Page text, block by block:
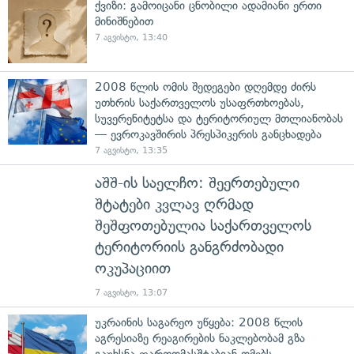
ქვიზი: გამოიცანი ცნობილი ადამიანი ერთი
მინიშნებით
7 აგვისტო, 13:40
2008 წლის ომის შედეგები დღემდე ძირს
უთხრის საქართველოს უსაფრთხოებას,
სუვერენიტეტსა და ტერიტორიულ მთლიანობას
— ევროკავშირის პრესპიკერის განცხადება
7 აგვისტო, 13:35
აშშ-ის საელჩო: შეერთებული
შტატები კვლავ ღრმად
შეშფოთებულია საქართველოს
ტერიტორიის განგრძობადი
ოკუპაციით
7 აგვისტო, 13:07
უკრაინის საგარეო უწყება: 2008 წლის
აგრესიაზე რეაგირების ნაკლებობამ გზა